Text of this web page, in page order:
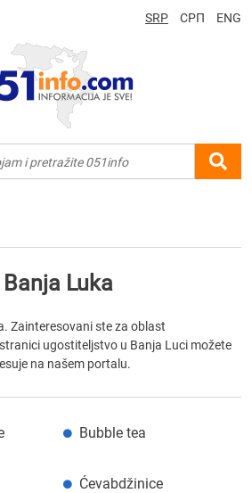
SRP СРП ENG
Luka
Zainteresovani ste za oblast
ugostiteljstvo u Banja Luci možete
na našem portalu.
Bubble tea
Ćevabdžinice